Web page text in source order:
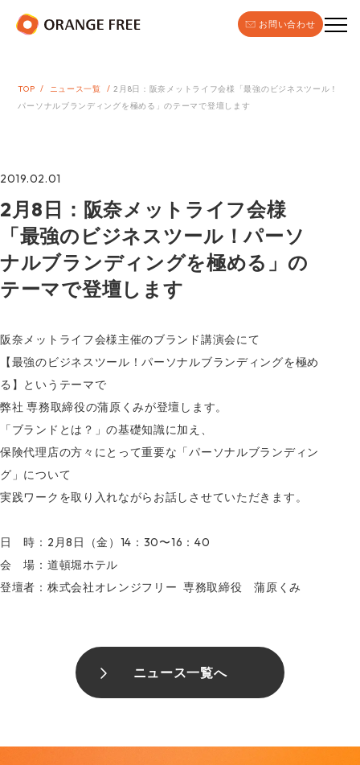
お問い合わせ
TOP ニュース一覧
2月8日：阪奈メットライフ会様「最強のビジネスツール！
パーソナルブランディングを極める」のテーマで登壇します
2019.02.01
2月8日：阪奈メットライフ会様
「最強のビジネスツール！パーソ
ナルブランディングを極める」の
テーマで登壇します
阪奈メットライフ会様主催のブランド講演会にて
【最強のビジネスツール！パーソナルブランディングを極め
る】というテーマで
弊社 専務取締役の蒲原くみが登壇します。
「ブランドとは？」の基礎知識に加え、
保険代理店の方々にとって重要な「パーソナルブランディン
グ」について
実践ワークを取り入れながらお話しさせていただきます。
日 時：2月8日（金）14：30〜16：40
会 場：道頓堀ホテル
登壇者：株式会社オレンジフリー 専務取締役 蒲原くみ
ニュース一覧へ